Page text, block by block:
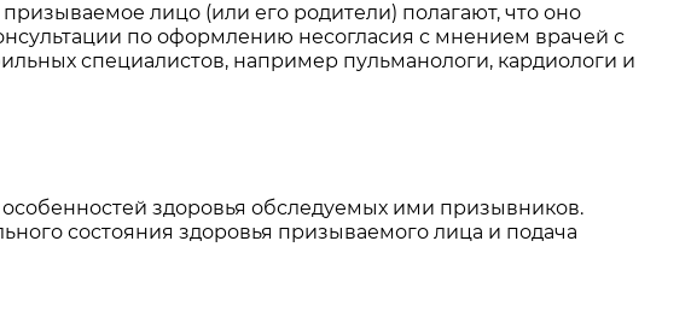
лицо (или его родители) полагают, что оно
по оформлению несогласия с мнением врачей с
специалистов, например пульманологи, кардиологи и
особенностей здоровья обследуемых ими призывников.
состояния здоровья призываемого лица и подача